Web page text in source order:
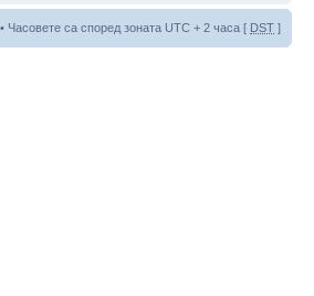
• Часовете са според зоната UTC + 2 часа [ DST ]